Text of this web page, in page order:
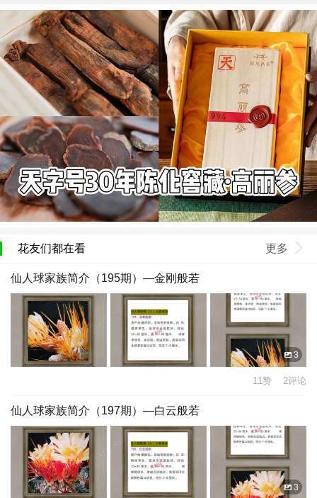
花友们都在看 更多
仙人球家族简介（195期）—金刚般若
3
11赞 2评论
仙人球家族简介（197期）—白云般若
3